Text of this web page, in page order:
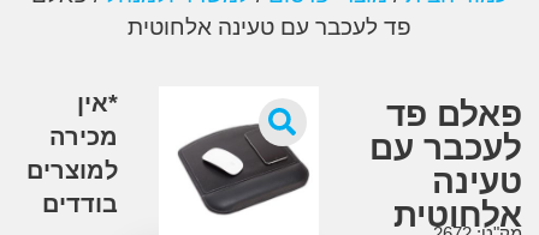
פד לעכבר עם טעינה אלחוטית
פד
עם
מכירה
למוצרים
בודדים